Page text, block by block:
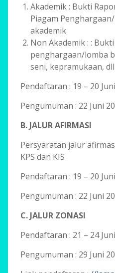
Akademik : Bukti
Piagam
akademik
Non Akademik : :
penghargaan/lomba
seni, kepramukaan, dll.
Pendaftaran : 19 – 20
Pengumuman : 22 Juni
B. JALUR AFIRMASI
Persyaratan jalur
KPS dan KIS
Pendaftaran : 19 – 20
Pengumuman : 22 Juni
C. JALUR ZONASI
Pendaftaran : 21 – 24
Pengumuman : 29 Juni